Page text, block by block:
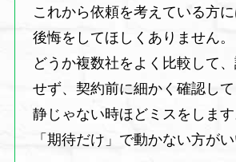
これから依頼を考えている方
後悔をしてほしくありません。
どうか複数社をよく比較して
せず、契約前に細かく確認し
静じゃない時ほどミスをしま
「期待だけ」で動かない方がい